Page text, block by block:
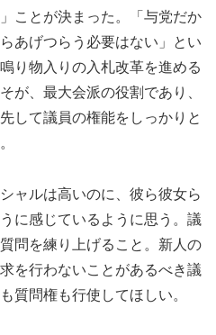
ことが決まった。「与党だか
あげつらう必要はない」とい
り物入りの入札改革を進める
が、最大会派の役割であり、
して議員の権能をしっかりと
ャルは高いのに、彼ら彼女ら
に感じているように思う。議
問を練り上げること。新人の
を行わないことがあるべき議
質問権も行使してほしい。